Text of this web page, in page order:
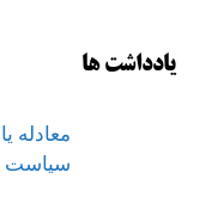
یادداشت ها
معادله
سیاست